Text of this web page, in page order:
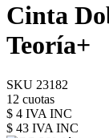
Cinta
Teoría+
SKU 23182
12 cuotas
$ 4 IVA INC
$ 43 IVA INC